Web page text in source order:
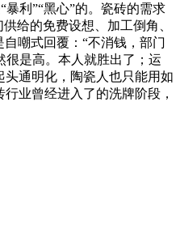
利”“黑心”的。瓷砖的需求
给的免费设想、加工倒角、
嘲式回覆：“不消钱，部门
很是高。本人就胜出了；运
通明化，陶瓷人也只能用如
业曾经进入了的洗牌阶段，